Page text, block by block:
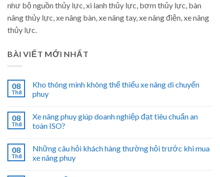
như bộ nguồn thủy lực, xi lanh thủy lực, bơm thủy lực, bàn
nâng thủy lực, xe nâng bàn, xe nâng tay, xe nâng điện, xe nâng
thủy lực.
BÀI VIẾT MỚI NHẤT
08
Th8
Kho thông minh không thể thiếu xe nâng di chuyển
phuy
08
Th8
Xe nâng phuy giúp doanh nghiệp đạt tiêu chuẩn an
toàn ISO?
08
Th8
Những câu hỏi khách hàng thường hỏi trước khi mua
xe nâng phuy